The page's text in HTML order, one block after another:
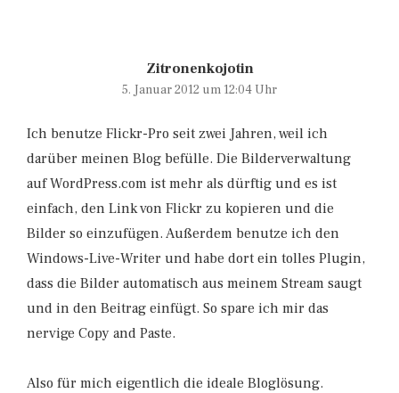
Zitronenkojotin
5. Januar 2012 um 12:04 Uhr
Ich benutze Flickr-Pro seit zwei Jahren, weil ich
darüber meinen Blog befülle. Die Bilderverwaltung
auf WordPress.com ist mehr als dürftig und es ist
einfach, den Link von Flickr zu kopieren und die
Bilder so einzufügen. Außerdem benutze ich den
Windows-Live-Writer und habe dort ein tolles Plugin,
dass die Bilder automatisch aus meinem Stream saugt
und in den Beitrag einfügt. So spare ich mir das
nervige Copy and Paste.
Also für mich eigentlich die ideale Bloglösung.